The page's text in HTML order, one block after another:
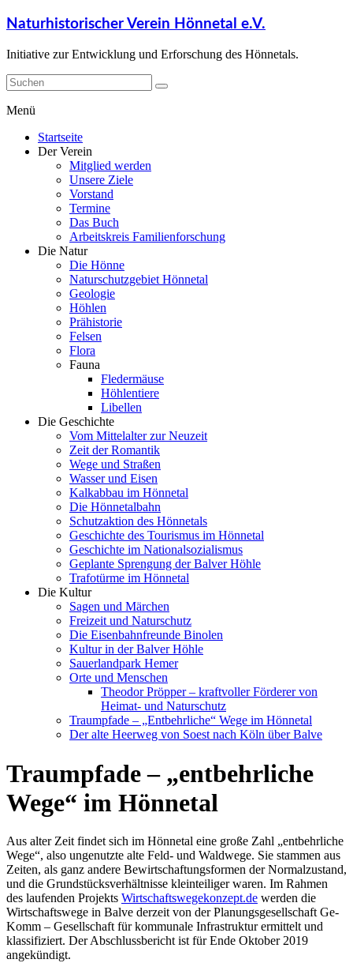
Naturhistorischer Verein Hönnetal e.V.
Initiative zur Entwicklung und Erforschung des Hönnetals.
Menü
Startseite
Der Verein
Mitglied werden
Unsere Ziele
Vorstand
Termine
Das Buch
Arbeitskreis Familienforschung
Die Natur
Die Hönne
Naturschutzgebiet Hönnetal
Geologie
Höhlen
Prähistorie
Felsen
Flora
Fauna
Fledermäuse
Höhlentiere
Libellen
Die Geschichte
Vom Mittelalter zur Neuzeit
Zeit der Romantik
Wege und Straßen
Wasser und Eisen
Kalkabbau im Hönnetal
Die Hönnetalbahn
Schutzaktion des Hönnetals
Geschichte des Tourismus im Hönnetal
Geschichte im Nationalsozialismus
Geplante Sprengung der Balver Höhle
Trafotürme im Hönnetal
Die Kultur
Sagen und Märchen
Freizeit und Naturschutz
Die Eisenbahnfreunde Binolen
Kultur in der Balver Höhle
Sauerlandpark Hemer
Orte und Menschen
Theodor Pröpper – kraftvoller Förderer von
Heimat- und Naturschutz
Traumpfade – „Entbehrliche“ Wege im Hönnetal
Der alte Heerweg von Soest nach Köln über Balve
Traumpfade – „entbehrliche
Wege“ im Hönnetal
Aus alter Zeit findet sich im Hönnetal eine große Zahl „entbehrliche
Wege“, also ungenutzte alte Feld- und Waldwege. Sie stammen aus
Zeiten, als ganz andere Bewirtschaftungsformen der Normalzustand,
und die Grundstücksverhältnisse kleinteiliger waren. Im Rahmen
des laufenden Projekts Wirtschaftswegekonzept.de werden die
Wirtschaftswege in Balve derzeit von der Planungsgesellschaft Ge-
Komm – Gesellschaft für kommunale Infrastruktur ermittelt und
klassifiziert. Der Abschlussbericht ist für Ende Oktober 2019
angekündigt.